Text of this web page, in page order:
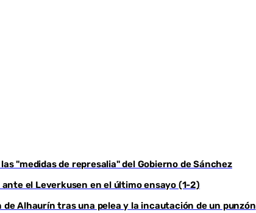
"medidas de represalia" del Gobierno de Sánchez
ante el Leverkusen en el último ensayo (1-2)
de Alhaurín tras una pelea y la incautación de un punzón